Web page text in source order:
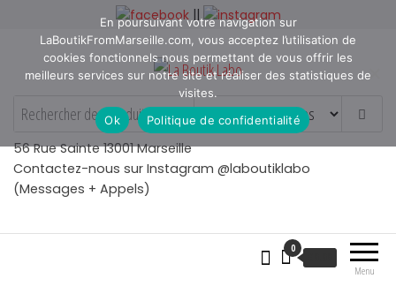
||
La Boutik Labo
La boutique de denicheur
de talents à Marseille en
Provence
56 Rue Sainte 13001 Marseille
Contactez-nous sur Instagram @laboutiklabo
(Messages + Appels)
Menu
0
En poursuivant votre navigation sur
LaBoutikFromMarseille.com, vous acceptez l’utilisation de
cookies fonctionnels nous permettant de vous offrir les
meilleurs services sur notre site et réaliser des statistiques de
visites.
Ok
Politique de confidentialité